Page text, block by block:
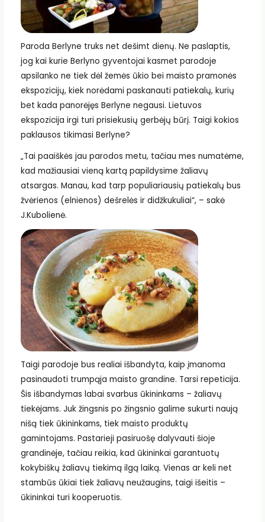
Paroda Berlyne truks net dešimt dienų. Ne paslaptis,
jog kai kurie Berlyno gyventojai kasmet parodoje
apsilanko ne tiek dėl žemės ūkio bei maisto pramonės
ekspozicijų, kiek norėdami paskanauti patiekalų, kurių
bet kada panorėjęs Berlyne negausi. Lietuvos
ekspozicija irgi turi prisiekusių gerbėjų būrį. Taigi kokios
paklausos tikimasi Berlyne?
„Tai paaiškės jau parodos metu, tačiau mes numatėme,
kad mažiausiai vieną kartą papildysime žaliavų
atsargas. Manau, kad tarp populiariausių patiekalų bus
žvėrienos (elnienos) dešrelės ir didžkukuliai“, – sakė
J.Kubolienė.
Taigi parodoje bus realiai išbandyta, kaip įmanoma
pasinaudoti trumpąja maisto grandine. Tarsi repeticija.
Šis išbandymas labai svarbus ūkininkams – žaliavų
tiekėjams. Juk žingsnis po žingsnio galime sukurti naują
nišą tiek ūkininkams, tiek maisto produktų
gamintojams. Pastarieji pasiruošę dalyvauti šioje
grandinėje, tačiau reikia, kad ūkininkai garantuotų
kokybiškų žaliavų tiekimą ilgą laiką. Vienas ar keli net
stambūs ūkiai tiek žaliavų neužaugins, taigi išeitis –
ūkininkai turi kooperuotis.